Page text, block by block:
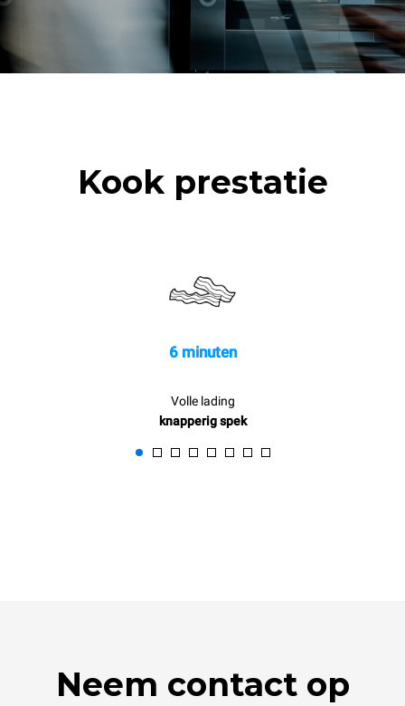
Kook prestatie
6 minuten
Volle lading
knapperig spek
Neem contact op